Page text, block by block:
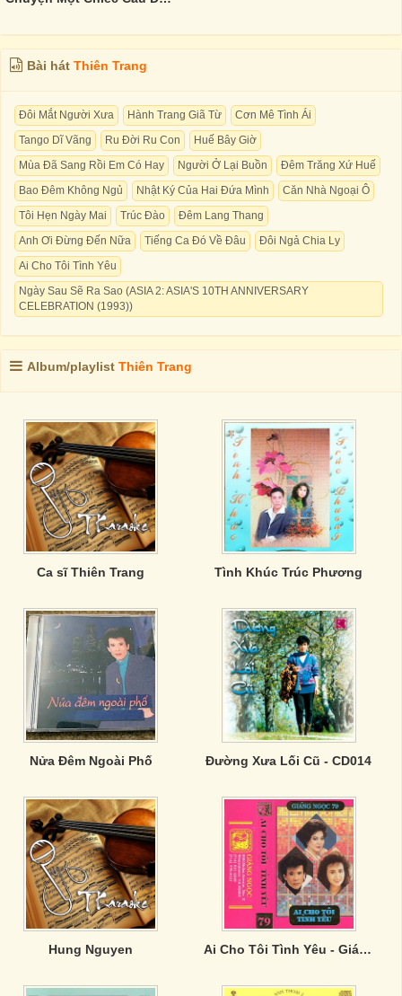
Bài hát Thiên Trang
Đôi Mắt Người Xưa Hành Trang Giã Từ
Cơn Mê Tình Ái
Tango Dĩ Vãng
Ru Đời Ru Con
Huế Bây Giờ
Mùa Đã Sang Rồi Em Có Hay
Người Ở Lại Buồn
Đêm Trăng Xứ Huế
Bao Đêm Không Ngủ
Nhật Ký Của Hai Đứa Mình
Căn Nhà Ngoại Ô
Tôi Hẹn Ngày Mai
Trúc Đào
Đêm Lang Thang
Anh Ơi Đừng Đến Nữa
Tiếng Ca Đó Về Đâu
Đôi Ngả Chia Ly
Ai Cho Tôi Tình Yêu
Ngày Sau Sẽ Ra Sao (ASIA 2: ASIA'S 10TH ANNIVERSARY
CELEBRATION (1993))
Album/playlist Thiên Trang
Ca sĩ Thiên Trang Tình Khúc Trúc Phương
Nửa Đêm Ngoài Phố Đường Xưa Lối Cũ - CD014
Hung Nguyen Ai Cho Tôi Tình Yêu - Giáng Ngọc 79